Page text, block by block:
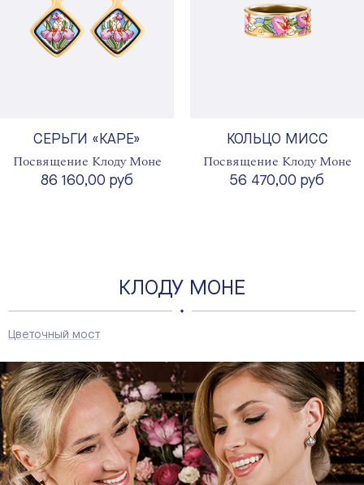
СЕРЬГИ «КАРЕ»
Посвящение Клоду Моне
86 160,00 руб
КОЛЬЦО МИСС
Посвящение Клоду Моне
56 470,00 руб
КЛОДУ МОНЕ
Цветочный мост